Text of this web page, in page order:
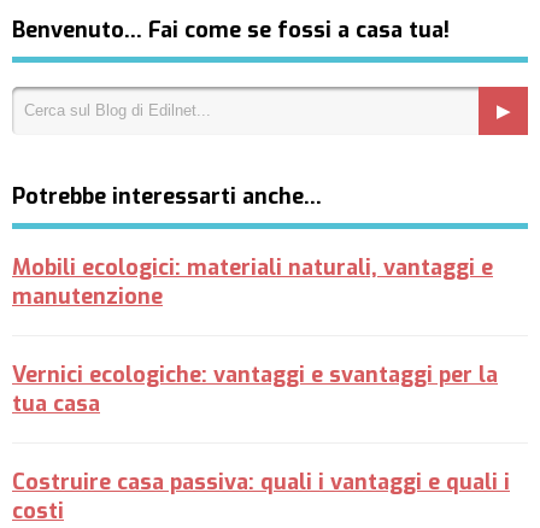
Benvenuto… Fai come se fossi a casa tua!
Potrebbe interessarti anche…
Mobili ecologici: materiali naturali, vantaggi e
manutenzione
Vernici ecologiche: vantaggi e svantaggi per la
tua casa
Costruire casa passiva: quali i vantaggi e quali i
costi